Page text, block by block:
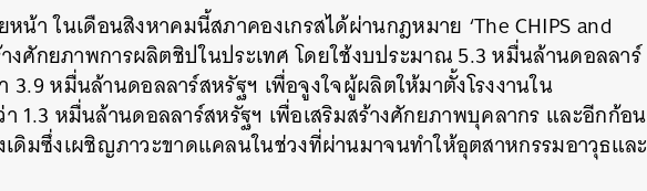
น้า ในเดือนสิงหาคมนี้สภาคองเกรสได้ผ่านกฎหมาย ‘The CHIPS and
างศักยภาพการผลิตชิปในประเทศ โดยใช้งบประมาณ 5.3 หมื่นล้านดอลลาร์
หมื่นล้านดอลลาร์สหรัฐฯ เพื่อจูงใจผู้ผลิตให้มาตั้งโรงงานใน
1.3 หมื่นล้านดอลลาร์สหรัฐฯ เพื่อเสริมสร้างศักยภาพบุคลากร และอีกก้อน
มซึ่งเผชิญภาวะขาดแคลนในช่วงที่ผ่านมาจนทำให้อุตสาหกรรมอาวุธและ